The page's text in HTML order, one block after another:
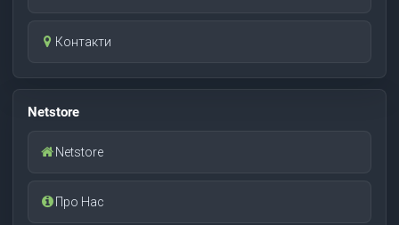
Контакти
Netstore
Netstore
Про Нас